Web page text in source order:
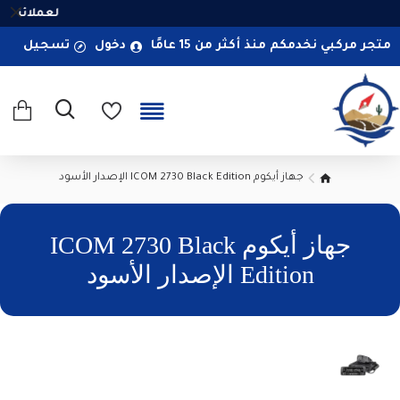
لعملائنا
متجر مركبي نخدمكم منذ أكثر من 15 عامًا دخول تسجيل
جهاز أيكوم ICOM 2730 Black Edition الإصدار الأسود
جهاز أيكوم ICOM 2730 Black
Edition الإصدار الأسود